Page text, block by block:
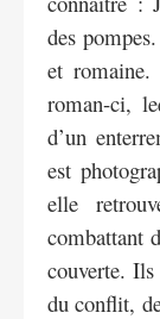
des
et
roman-ci,
d’un
est
elle
combattant
couverte.
du conflit,